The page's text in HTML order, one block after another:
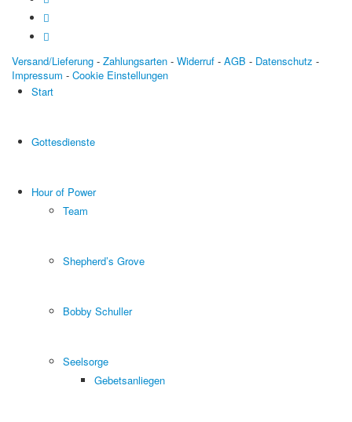
Versand/Lieferung - Zahlungsarten - Widerruf - AGB - Datenschutz -
Impressum - Cookie Einstellungen
Start
Gottesdienste
Hour of Power
Team
Shepherd’s Grove
Bobby Schuller
Seelsorge
Gebetsanliegen